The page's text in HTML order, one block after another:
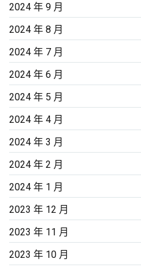
2024 年 9 月
2024 年 8 月
2024 年 7 月
2024 年 6 月
2024 年 5 月
2024 年 4 月
2024 年 3 月
2024 年 2 月
2024 年 1 月
2023 年 12 月
2023 年 11 月
2023 年 10 月